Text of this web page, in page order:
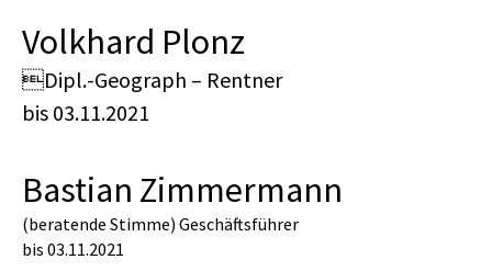
Volkhard Plonz
Dipl.-Geograph – Rentner
bis 03.11.2021
Bastian Zimmermann
(beratende Stimme) Geschäftsführer
bis 03.11.2021